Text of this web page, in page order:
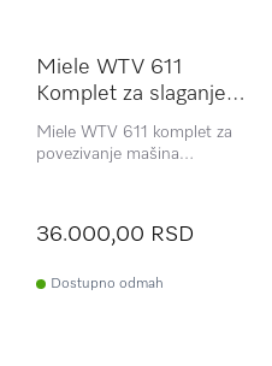
Miele WTV 611
Komplet za slaganje
pranje/sušenje
Miele WTV 611 komplet za
povezivanje mašina
36.000,00 RSD
Dostupno odmah